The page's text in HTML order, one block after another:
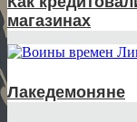
магазинах
Лакедемоняне